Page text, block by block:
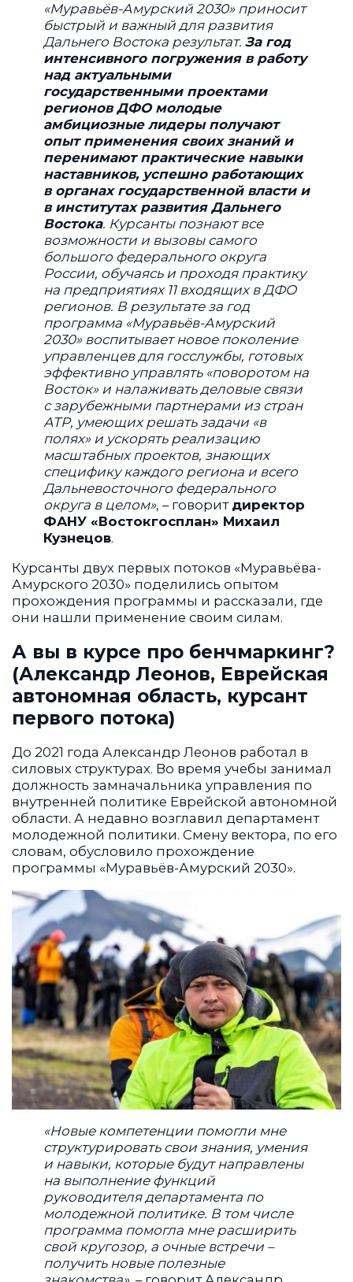
«Муравьёв-Амурский 2030» приносит
быстрый и важный для развития
Дальнего Востока результат. За год
интенсивного погружения в работу
над актуальными
государственными проектами
регионов ДФО молодые
амбициозные лидеры получают
опыт применения своих знаний и
перенимают практические навыки
наставников, успешно работающих
в органах государственной власти и
в институтах развития Дальнего
Востока. Курсанты познают все
возможности и вызовы самого
большого федерального округа
России, обучаясь и проходя практику
на предприятиях 11 входящих в ДФО
регионов. В результате за год
программа «Муравьёв-Амурский
2030» воспитывает новое поколение
управленцев для госслужбы, готовых
эффективно управлять «поворотом на
Восток» и налаживать деловые связи
с зарубежными партнерами из стран
АТР, умеющих решать задачи «в
полях» и ускорять реализацию
масштабных проектов, знающих
специфику каждого региона и всего
Дальневосточного федерального
округа в целом», – говорит директор
ФАНУ «Востокгосплан» Михаил
Кузнецов.
Курсанты двух первых потоков «Муравьёва-
Амурского 2030» поделились опытом
прохождения программы и рассказали, где
они нашли применение своим силам.
А вы в курсе про бенчмаркинг?
(Александр Леонов, Еврейская
автономная область, курсант
первого потока)
До 2021 года Александр Леонов работал в
силовых структурах. Во время учебы занимал
должность замначальника управления по
внутренней политике Еврейской автономной
области. А недавно возглавил департамент
молодежной политики. Смену вектора, по его
словам, обусловило прохождение
программы «Муравьёв-Амурский 2030».
«Новые компетенции помогли мне
структурировать свои знания, умения
и навыки, которые будут направлены
на выполнение функций
руководителя департамента по
молодежной политике. В том числе
программа помогла мне расширить
свой кругозор, а очные встречи –
получить новые полезные